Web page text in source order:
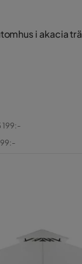
i akacia trä
199:-